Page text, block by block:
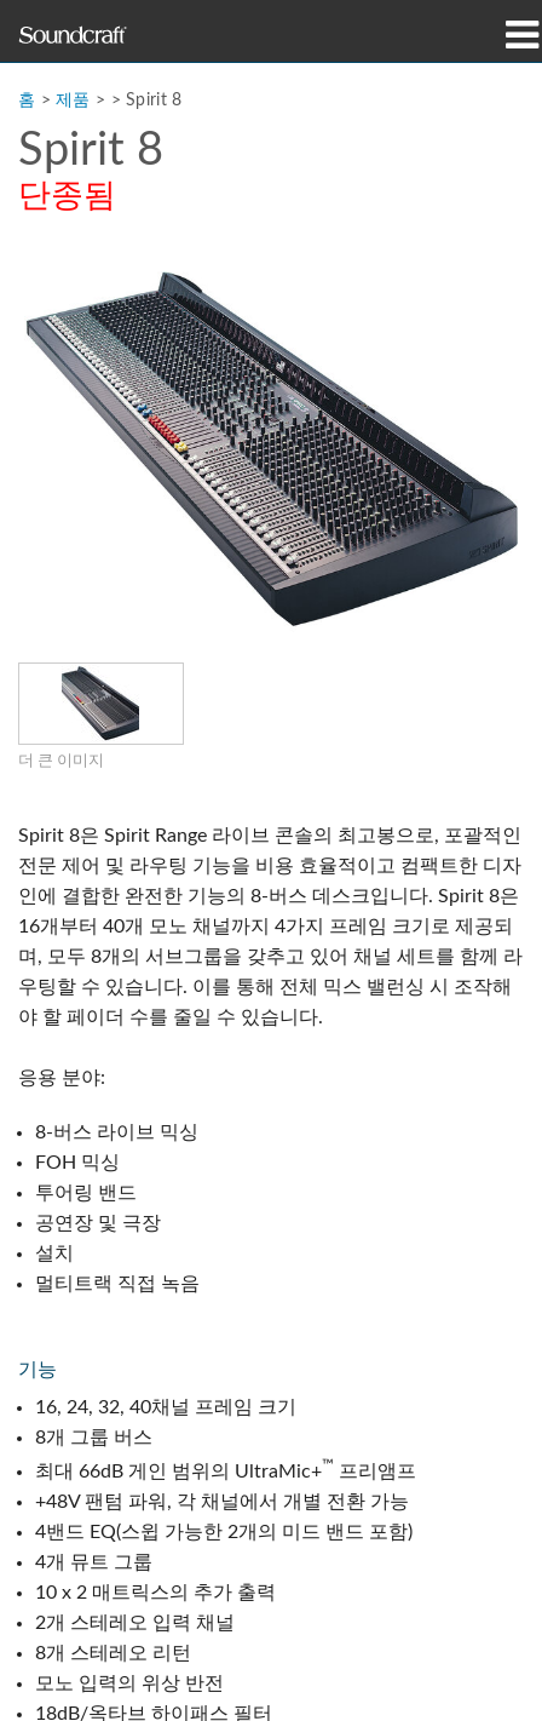
사례 연구 및 뉴스
구매처
지원
홈 >제품 > >Spirit 8
Spirit 8
단종됨
더 큰 이미지
Spirit 8은 Spirit Range 라이브 콘솔의 최고봉으로, 포괄적인
전문 제어 및 라우팅 기능을 비용 효율적이고 컴팩트한 디자
인에 결합한 완전한 기능의 8-버스 데스크입니다. Spirit 8은
16개부터 40개 모노 채널까지 4가지 프레임 크기로 제공되
며, 모두 8개의 서브그룹을 갖추고 있어 채널 세트를 함께 라
우팅할 수 있습니다. 이를 통해 전체 믹스 밸런싱 시 조작해
야 할 페이더 수를 줄일 수 있습니다.
응용 분야:
8-버스 라이브 믹싱
FOH 믹싱
투어링 밴드
공연장 및 극장
설치
멀티트랙 직접 녹음
기능
16, 24, 32, 40채널 프레임 크기
8개 그룹 버스
최대 66dB 게인 범위의 UltraMic+™ 프리앰프
+48V 팬텀 파워, 각 채널에서 개별 전환 가능
4밴드 EQ(스윕 가능한 2개의 미드 밴드 포함)
4개 뮤트 그룹
10 x 2 매트릭스의 추가 출력
2개 스테레오 입력 채널
8개 스테레오 리턴
모노 입력의 위상 반전
18dB/옥타브 하이패스 필터